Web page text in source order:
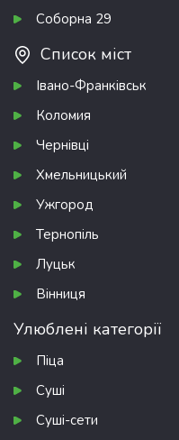
Соборна 29
Список міст
Івано-Франківськ
Коломия
Чернівці
Хмельницький
Ужгород
Тернопіль
Луцьк
Вінниця
Улюблені категорії
Піца
Суші
Суші-сети